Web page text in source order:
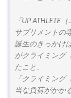
「UP ATHLETE
サプリメントの
誕生のきっかけ
がクライミング
たこと、
「クライミング
当な負荷がかか